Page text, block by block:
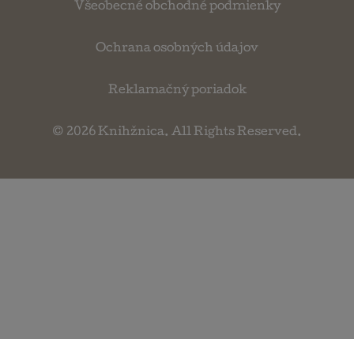
Všeobecné obchodné podmienky
Ochrana osobných údajov
Reklamačný poriadok
© 2026 Knihžnica. All Rights Reserved.